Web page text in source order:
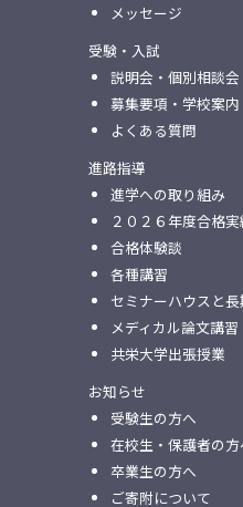
メッセージ
受験・入試
説明会・個別相談会
募集要項・学校案内
よくある質問
進路指導
進学への取り組み
２０２６年度合格実
合格体験談
各種講習
セミナーハウスと
メディカル論⽂講習
共栄⼤学出張授業
お知らせ
受験生の方へ
在校生・保護者の方
卒業生の方へ
ご寄附について